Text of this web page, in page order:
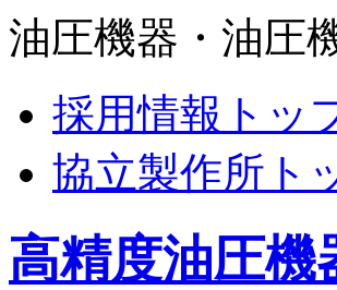
油圧機器・油圧
採用情報トッ
協立製作所ト
高精度油圧